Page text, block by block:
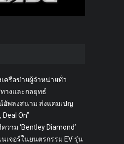
ครือข่ายผู้จำหน่ายทั่ว
างและกลยุทธ์
พลงสนาม ส่งแคมเปญ
On”
วาม ‘Bentley Diamond’
เจอร์ในยนตรกรรม EV รุ่น